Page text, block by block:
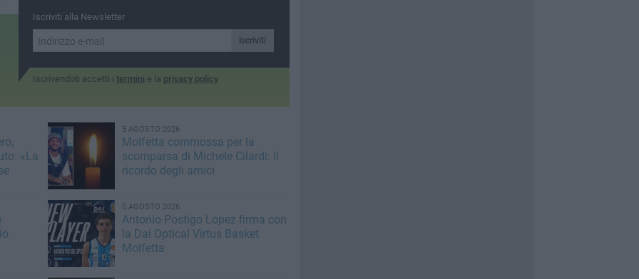
Puglia, lascia intravedere
autentica
Iscriviti alla Newsletter
Iscriviti
Iscrivendoti accetti i termini e la privacy policy
«La
5 AGOSTO 2026
Molfetta commossa per la
scomparsa di Michele Cilardi: il
ricordo degli amici
5 AGOSTO 2026
Antonio Postigo Lopez firma con
la Dai Optical Virtus Basket
Molfetta